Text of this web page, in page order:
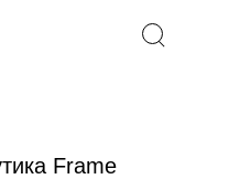
Frame